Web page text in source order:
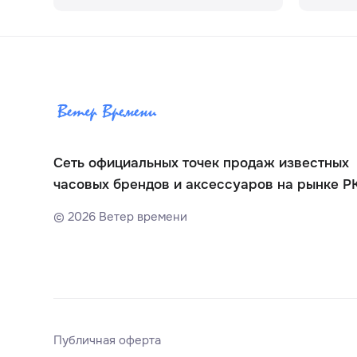
Сеть официальных точек продаж известных
часовых брендов и аксессуаров на рынке
©2026 Ветер времени
Публичная оферта